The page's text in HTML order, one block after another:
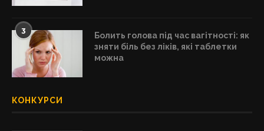
3
Болить голова під час вагітності: як
зняти біль без ліків, які таблетки
можна
КОНКУРСИ